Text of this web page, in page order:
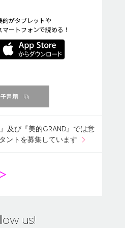
的がタブレットや
マートフォンで読める！
書籍
及び『美的GRAND』では意
ントを募集しています
＞
us!